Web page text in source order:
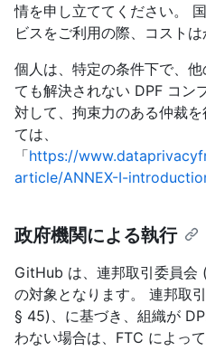
情を申し立ててください。
ビスをご利用の際、コストは
個人は、特定の条件下で、
ても解決されない DPF コン
対して、拘束力のある仲裁
ては、
「https://
article/ANNEX-I-
政府機関による執行
GitHub は、連邦取引委員会
の対象となります。 連邦取
§ 45)、に基づき、組織が
わない場合は、FTC によっ